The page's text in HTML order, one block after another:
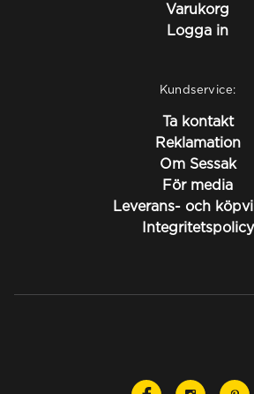
Varukorg
Logga in
Kundservice:
Ta kontakt
Reklamation
Om Sessak
För media
Leverans- och
Integritetspolicy